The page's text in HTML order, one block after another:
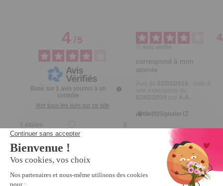
4/5
Basé sur 1 avis soumis à un
contrôle
Voir tous les avis sur ce site
5 étoiles
0
4étoiles
3étoiles
2 étoiles
4
Avis vérifié
correspond à mon
attente
02/03/2019
une expérience du
02/02/2019
par A.A.
Utile(0)Signaler